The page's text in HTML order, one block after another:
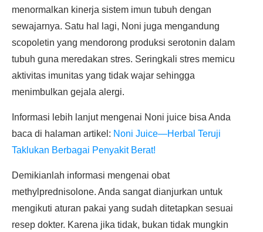
menormalkan kinerja sistem imun tubuh dengan
sewajarnya. Satu hal lagi, Noni juga mengandung
scopoletin yang mendorong produksi serotonin dalam
tubuh guna meredakan stres. Seringkali stres memicu
aktivitas imunitas yang tidak wajar sehingga
menimbulkan gejala alergi.
Informasi lebih lanjut mengenai Noni juice bisa Anda
baca di halaman artikel: Noni Juice—Herbal Teruji
Taklukan Berbagai Penyakit Berat!
Demikianlah informasi mengenai obat
methylprednisolone. Anda sangat dianjurkan untuk
mengikuti aturan pakai yang sudah ditetapkan sesuai
resep dokter. Karena jika tidak, bukan tidak mungkin